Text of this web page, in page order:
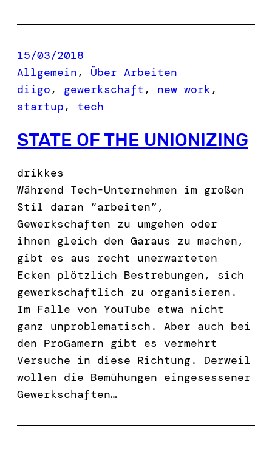
15/03/2018
Allgemein, Über Arbeiten
diigo, gewerkschaft , new work
startup, tech
STATE OF THE UNIONIZING
drikkes
Während Tech-Unternehmen im großen
Stil daran “arbeiten”,
Gewerkschaften zu umgehen oder
ihnen gleich den Garaus zu machen,
gibt es aus recht unerwarteten
Ecken plötzlich Bestrebungen, sich
gewerkschaftlich zu organisieren.
Im Falle von YouTube etwa nicht
ganz unproblematisch. Aber auch bei
den ProGamern gibt es vermehrt
Versuche in diese Richtung. Derweil
wollen die Bemühungen eingesessener
Gewerkschaften…